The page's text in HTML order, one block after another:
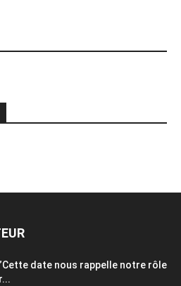
date nous rappelle notre rôle